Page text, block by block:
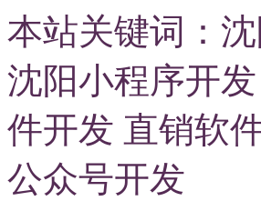
本站关键词：
沈阳小程序开发
件开发 直销软
公众号开发